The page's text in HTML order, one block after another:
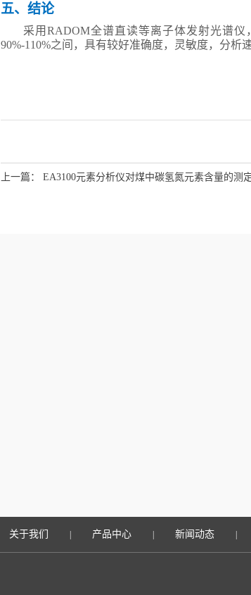
五、结论
采用RADOM全谱直读等离子体发射光谱
90%-110%之间，具有较好准确度，灵敏度，分析
上一篇： EA3100元素分析仪对煤中碳氢氮元素含量的测
关于我们 产品中心 新闻动态